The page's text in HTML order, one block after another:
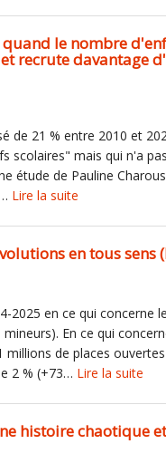
le nombre
recrute davantage
de 21 % entre 2010 et
scolaires" mais qui n'a
étude de Pauline
Lire la suite
en tous sens
2025 en ce qui concerne
En ce qui
de places
2 % (+73… Lire la suite
histoire chaotique